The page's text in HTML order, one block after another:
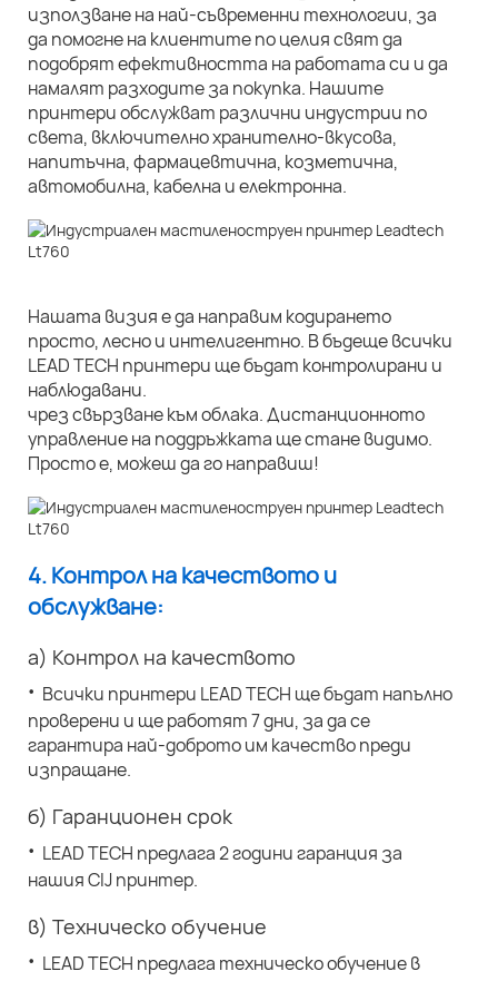
използване на най-съвременни технологии, за
да помогне на клиентите по целия свят да
подобрят ефективността на работата си и да
намалят разходите за покупка. Нашите
принтери обслужват различни индустрии по
света, включително хранително-вкусова,
напитъчна, фармацевтична, козметична,
автомобилна, кабелна и електронна.
Нашата визия е да направим кодирането
просто, лесно и интелигентно. В бъдеще всички
LEAD TECH принтери ще бъдат контролирани и
наблюдавани.
чрез свързване към облака. Дистанционното
управление на поддръжката ще стане видимо.
Просто е, можеш да го направиш!
4. Контрол на качеството и
обслужване:
а) Контрол на качеството
· Всички принтери LEAD TECH ще бъдат напълно
проверени и ще работят 7 дни, за да се
гарантира най-доброто им качество преди
изпращане.
б) Гаранционен срок
· LEAD TECH предлага 2 години гаранция за
нашия CIJ принтер.
в) Техническо обучение
· LEAD TECH предлага техническо обучение в